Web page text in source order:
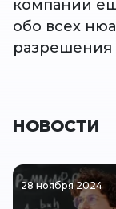
компании
обо всех
разрешения
НОВОСТИ
28 ноября 2024